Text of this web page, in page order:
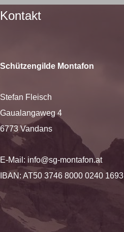
Kontakt
Schützengilde Montafon
Stefan Fleisch
Gaualangaweg 4
6773 Vandans
E-Mail: info@sg-montafon.at
IBAN: AT50 3746 8000 0240 1693